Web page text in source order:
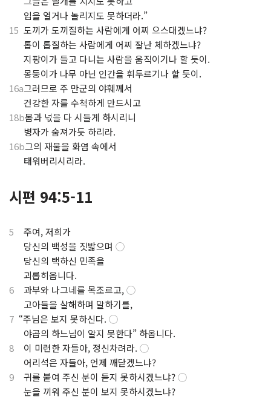
입을 열거나 놀리지도 못하더라.”
15 도끼가 도끼질하는 사람에게 어찌 으스대겠느냐?
톱이 톱질하는 사람에게 어찌 잘난 체하겠느냐?
지팡이가 들고 다니는 사람을 움직이기나 할 듯이.
몽둥이가 나무 아닌 인간을 휘두르기나 할 듯이.
16a그러므로 주 만군의 야훼께서
건강한 자를 수척하게 만드시고
18b몸과 넋을 다 시들게 하시리니
병자가 숨져가듯 하리라.
16b그의 재물을 화염 속에서
태워버리시리라.
시편 94:5-11
5 주여, 저희가
당신의 백성을 짓밟으며 ◯
당신의 택하신 민족을
괴롭히옵니다.
6 과부와 나그네를 목조르고,◯
고아들을 살해하며 말하기를,
7 “주님은 보지 못하신다. ◯
야곱의 하느님이 알지 못한다” 하옵니다.
8 이 미련한 자들아, 정신차려라. ◯
어리석은 자들아, 언제 깨닫겠느냐?
9 귀를 붙여 주신 분이 듣지 못하시겠느냐?◯
눈을 끼워 주신 분이 보지 못하시겠느냐?